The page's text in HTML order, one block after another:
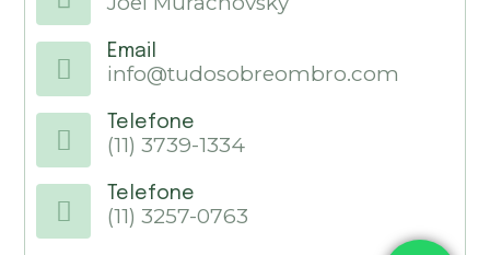
Email
info@tudosobreombro.com
Telefone
(11) 3739-1334
Telefone
(11) 3257-0763